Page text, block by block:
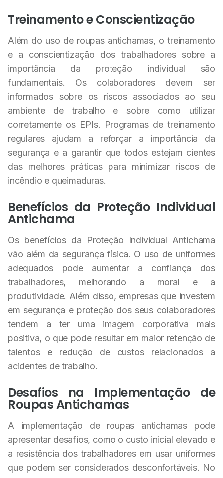
Treinamento e Conscientização
Além do uso de roupas antichamas, o treinamento
e a conscientização dos trabalhadores sobre a
importância da proteção individual são
fundamentais. Os colaboradores devem ser
informados sobre os riscos associados ao seu
ambiente de trabalho e sobre como utilizar
corretamente os EPIs. Programas de treinamento
regulares ajudam a reforçar a importância da
segurança e a garantir que todos estejam cientes
das melhores práticas para minimizar riscos de
incêndio e queimaduras.
Benefícios da Proteção Individual
Antichama
Os benefícios da Proteção Individual Antichama
vão além da segurança física. O uso de uniformes
adequados pode aumentar a confiança dos
trabalhadores, melhorando a moral e a
produtividade. Além disso, empresas que investem
em segurança e proteção dos seus colaboradores
tendem a ter uma imagem corporativa mais
positiva, o que pode resultar em maior retenção de
talentos e redução de custos relacionados a
acidentes de trabalho.
Desafios na Implementação de
Roupas Antichamas
A implementação de roupas antichamas pode
apresentar desafios, como o custo inicial elevado e
a resistência dos trabalhadores em usar uniformes
que podem ser considerados desconfortáveis. No